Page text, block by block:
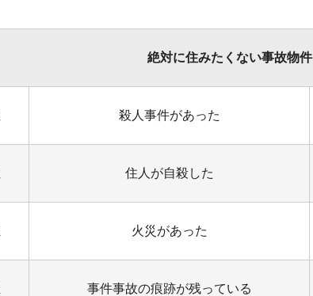
絶対に住みたくない事故物件
殺人事件があった
住人が自殺した
火災があった
事件事故の痕跡が残っている